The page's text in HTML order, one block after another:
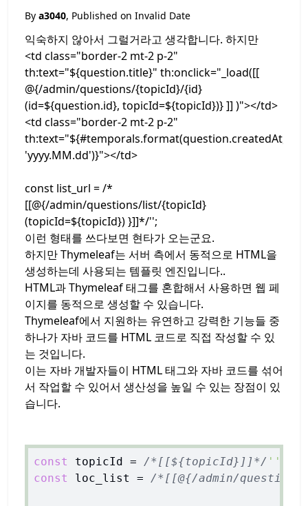
By a3040, Published on Invalid Date
익숙하지 않아서 그럴거라고 생각합니다. 하지만
<td class="border-2 mt-2 p-2"
th:text="${question.title}" th:onclick="_load([[
@{/admin/questions/{topicId}/{id}
(id=${question.id}, topicId=${topicId})} ]] )"></td>
<td class="border-2 mt-2 p-2"
th:text="${#temporals.format(question.createdAt,
'yyyy.MM.dd')}"></td>
const list_url = /*
[[@{/admin/questions/list/{topicId}
(topicId=${topicId}) }]]*/'';
이런 형태를 쓰다보면 현타가 오는군요.
하지만 Thymeleaf는 서버 측에서 동적으로 HTML을
생성하는데 사용되는 템플릿 엔진입니다..
HTML과 Thymeleaf 태그를 혼합해서 사용하면 웹 페
이지를 동적으로 생성할 수 있습니다.
Thymeleaf에서 지원하는 유연하고 강력한 기능들 중
하나가 자바 코드를 HTML 코드로 직접 작성할 수 있
는 것입니다.
이는 자바 개발자들이 HTML 태그와 자바 코드를 섞어
서 작업할 수 있어서 생산성을 높일 수 있는 장점이 있
습니다.
const topicId = /*[[${topicId}]]*/ ''
const
loc_list = /*[[@{/admin/